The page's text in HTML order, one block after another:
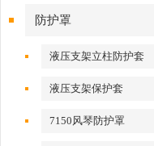
防护罩
液压支架立柱防护套
液压支架保护套
7150风琴防护罩